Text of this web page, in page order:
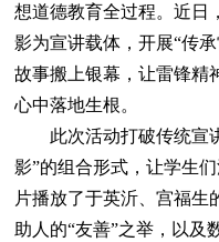
想道德教育全过程。近日
影为宣讲载体，开展“传
故事搬上银幕，让雷锋精
心中落地生根。
此次活动打破传统宣讲
影”的组合形式，让学生
片播放了于英沂、宫福生
助人的“友善”之举，以及